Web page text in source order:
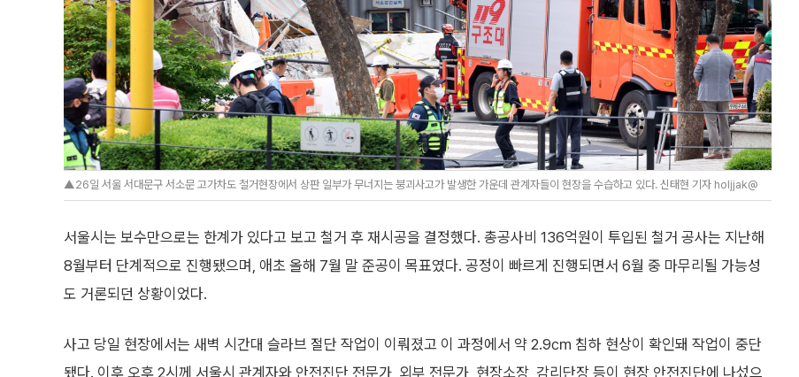
▲26일 서울 서대문구 서소문 고가차도 철거현장에서 상판 일부가 무너지는 붕괴사고가 발생한 가운데 관계자들이 현장을 수습하고 있다. 신태현 기자 holjjak@
서울시는 보수만으로는 한계가 있다고 보고 철거 후 재시공을 결정했다. 총공사비 136억원이 투입된 철거 공사는 지난해
8월부터 단계적으로 진행됐으며, 애초 올해 7월 말 준공이 목표였다. 공정이 빠르게 진행되면서 6월 중 마무리될 가능성
도 거론되던 상황이었다.
사고 당일 현장에서는 새벽 시간대 슬라브 절단 작업이 이뤄졌고 이 과정에서 약 2.9㎝ 침하 현상이 확인돼 작업이 중단
됐다. 이후 오후 2시께 서울시 관계자와 안전진단 전문가, 외부 전문가, 현장소장, 감리단장 등이 현장 안전진단에 나섰으